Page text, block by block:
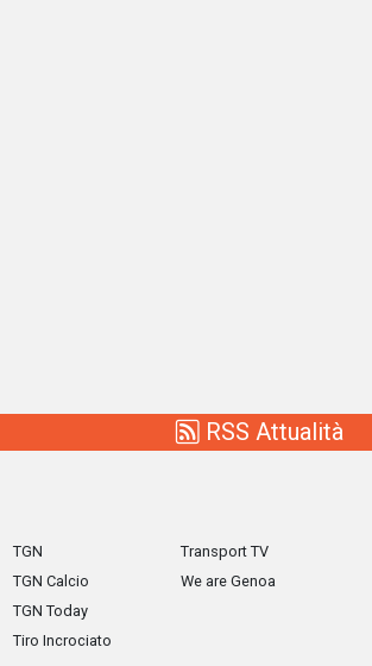
RSS Attualità
TGN
TGN Calcio
TGN Today
Tiro Incrociato
Transport TV
We are Genoa